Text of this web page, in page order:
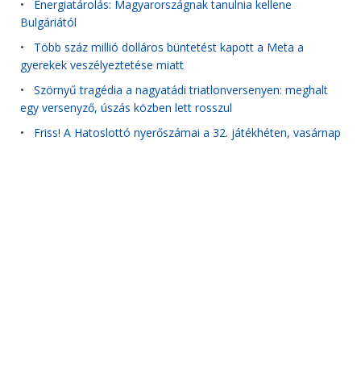
• Energiatárolás: Magyarországnak tanulnia kellene
Bulgáriától
• Több száz millió dolláros büntetést kapott a Meta a
gyerekek veszélyeztetése miatt
• Szörnyű tragédia a nagyatádi triatlonversenyen: meghalt
egy versenyző, úszás közben lett rosszul
• Friss! A Hatoslottó nyerőszámai a 32. játékhéten, vasárnap